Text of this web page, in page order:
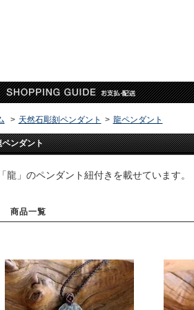
> 天然石彫刻ペンダント > 龍ペンダント
ペンダント
龍」のペンダント紐付きを載せています。
商品一覧